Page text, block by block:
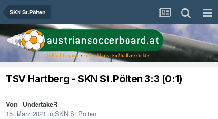
SKN St.Pölten
TSV Hartberg - SKN St.Pölten 3:3 (0:1)
Von
_UndertakeR_
15. März 2021 in SKN St.Pölten